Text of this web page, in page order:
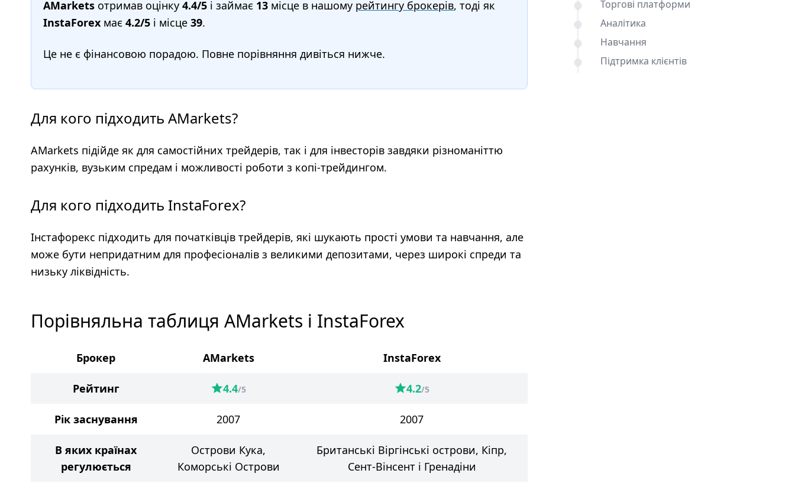
Торгові платформи
Аналітика
Навчання
Підтримка клієнтів
AMarkets отримав оцінку 4.4/5 і займає 13 місце в нашому рейтингу брокерів, тоді як
InstaForex має 4.2/5 і місце 39.
Це не є фінансовою порадою. Повне порівняння дивіться нижче.
Для кого підходить AMarkets?
AMarkets підійде як для самостійних трейдерів, так і для інвесторів завдяки різноманіттю
рахунків, вузьким спредам і можливості роботи з копі-трейдингом.
Для кого підходить InstaForex?
Інстафорекс підходить для початківців трейдерів, які шукають прості умови та навчання, але
може бути непридатним для професіоналів з великими депозитами, через широкі спреди та
низьку ліквідність.
Порівняльна таблиця AMarkets і InstaForex
Брокер AMarkets InstaForex
Рейтинг 4.4/5 4.2/5
Рік заснування 2007 2007
В яких країнах
регулюється
Острови Кука,
Коморські Острови
Британські Віргінські острови, Кіпр,
Сент-Вінсент і Гренадіни